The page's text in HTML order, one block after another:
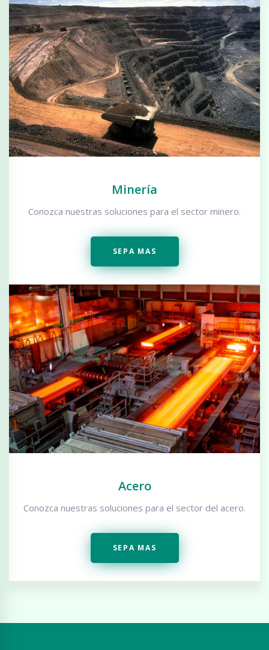
Minería
Conozca nuestras soluciones para el sector minero.
SEPA MAS
Acero
Conozca nuestras soluciones para el sector del acero.
SEPA MAS